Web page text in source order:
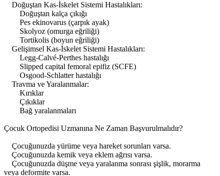
Doğuştan Kas-İskelet Sistemi Hastalıkları:
Doğuştan kalça çıkığı
Pes ekinovarus (çarpık ayak)
Skolyoz (omurga eğriliği)
Tortikolis (boyun eğriliği)
Gelişimsel Kas-İskelet Sistemi Hastalıkları:
Legg-Calvé-Perthes hastalığı
Slipped capital femoral epifiz (SCFE)
Osgood-Schlatter hastalığı
Travma ve Yaralanmalar:
Kırıklar
Çıkıklar
Bağ yaralanmaları
Çocuk Ortopedisi Uzmanına Ne Zaman Başvurulmalıdır?
Çocuğunuzda yürüme veya hareket sorunları varsa.
Çocuğunuzda kemik veya eklem ağrısı varsa.
Çocuğunuzda düşme veya yaralanma sonrası şişlik, morarma
veya deformite varsa.